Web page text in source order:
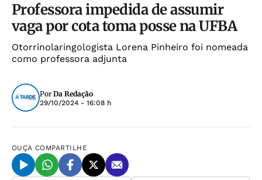
Professora impedida de assumir
vaga por cota toma posse na UFBA
Otorrinolaringologista Lorena Pinheiro foi nomeada
como professora adjunta
Por Da Redação
29/10/2024 - 16:08 h
OUÇA COMPARTILHE